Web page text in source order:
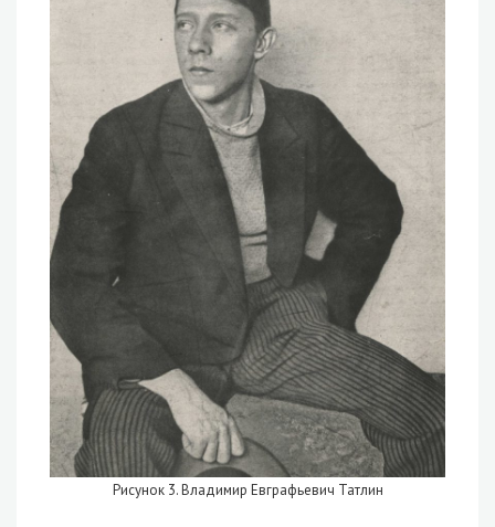
Рисунок 3. Владимир Евграфьевич Татлин